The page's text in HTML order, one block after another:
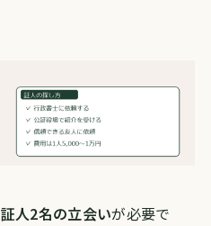
証人2名の立会いが必要で